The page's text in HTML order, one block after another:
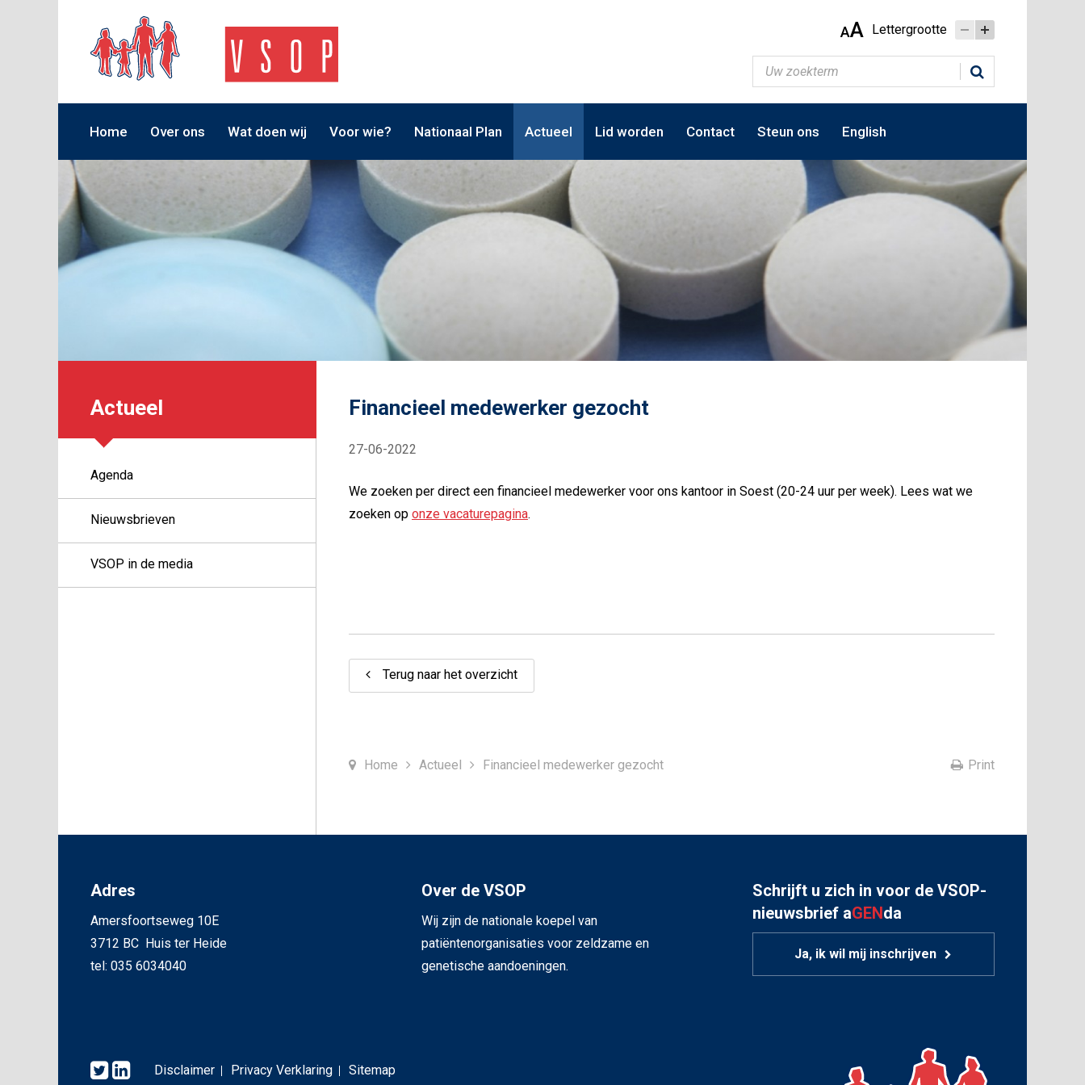
AA Lettergrootte
Home Over ons Wat doen wij Voor wie? Nationaal Plan Actueel Lid worden Contact Steun ons English
Actueel
Agenda
Nieuwsbrieven
VSOP in de media
Financieel medewerker gezocht
27-06-2022
We zoeken per direct een financieel medewerker voor ons kantoor in Soest (20-24 uur per week). Lees wat we
zoeken op onze vacaturepagina.
Terug naar het overzicht
Home Actueel Financieel medewerker gezocht Print
Adres
Amersfoortseweg 10E
3712 BC Huis ter Heide
tel: 035 6034040
Over de VSOP
Wij zijn de nationale koepel van
patiëntenorganisaties voor zeldzame en
genetische aandoeningen.
Schrijft u zich in voor de VSOP-
nieuwsbrief aGENda
Ja, ik wil mij inschrijven
Disclaimer Privacy Verklaring Sitemap